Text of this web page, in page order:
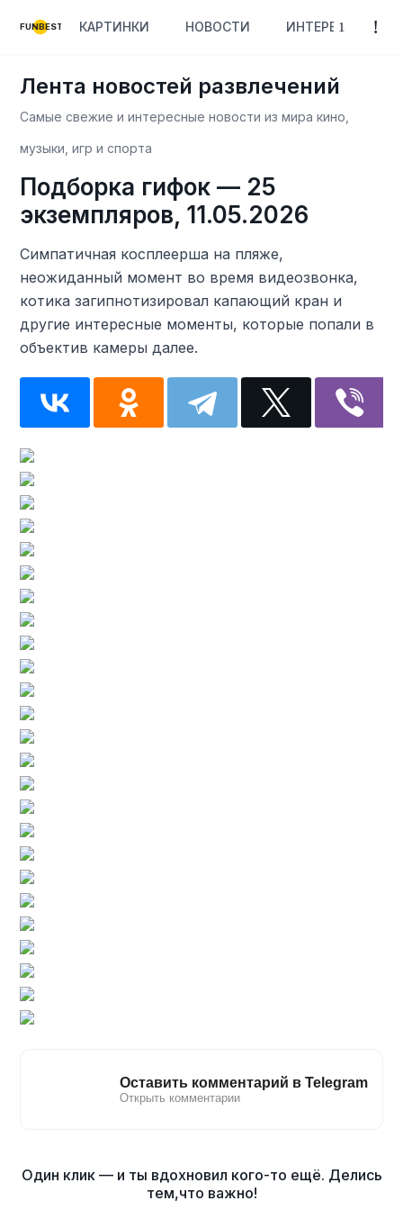
FUNBEST КАРТИНКИ НОВОСТИ ИНТЕРЕСНОЕ
Лента новостей развлечений
Самые свежие и интересные новости из мира кино,
музыки, игр и спорта
Подборка гифок — 25
экземпляров, 11.05.2026
Симпатичная косплеерша на пляже,
неожиданный момент во время видеозвонка,
котика загипнотизировал капающий кран и
другие интересные моменты, которые попали в
объектив камеры далее.